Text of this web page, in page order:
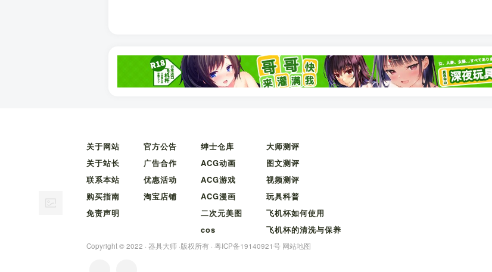
关于网站
关于站长
联系本站
购买指南
免责声明
官方公告
广告合作
优惠活动
淘宝店铺
绅士仓库
ACG动画
ACG游戏
ACG漫画
二次元美图
cos
大师测评
图文测评
视频测评
玩具科普
飞机杯如何使用
飞机杯的清洗与保养
Copyright © 2022 · 器具大师 ·版权所有 · 粤ICP备19140921号 网站地图